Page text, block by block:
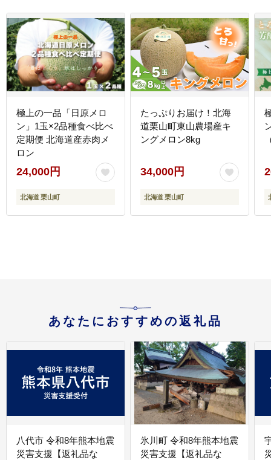
極上の一品「日原メロ
ン」1玉×2品種食べ比べ
定期便 北海道産赤肉メ
ロン
24,000円
北海道 栗山町
たっぷりお届け！北海
道栗山町東山農場産キ
ングメロン8kg
34,000円
北海道 栗山町
あなたにおすすめの返礼品
八代市 令和8年熊本地震
災害支援【返礼品な
氷川町 令和8年熊本地震
災害支援【返礼品な